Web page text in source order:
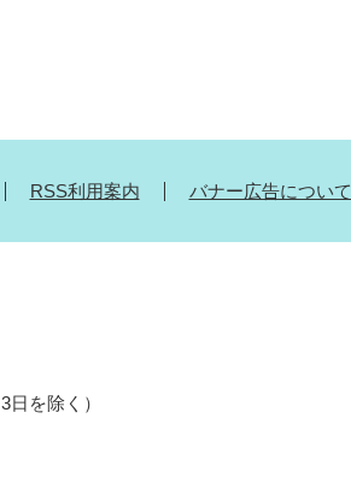
RSS利用案内 バナー広告について
日を除く）